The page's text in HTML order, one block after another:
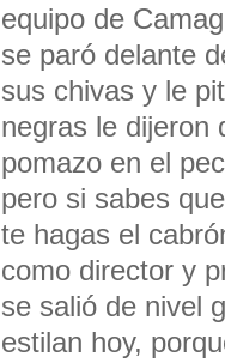
equipo de
se paró delante
sus chivas y le
negras le dijeron
pomazo en el
pero si sabes
te hagas el
como director y
se salió de nivel
estilan hoy,